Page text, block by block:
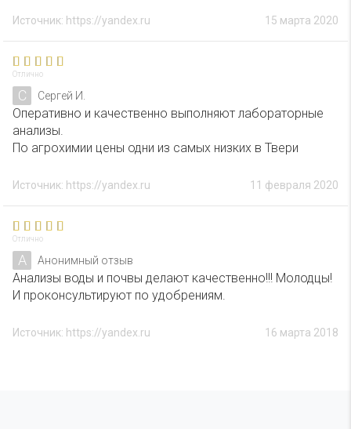
15 марта 2020
Источник: https://yandex.ru
Отлично
С Сергей И.
Оперативно и качественно выполняют лабораторные
анализы.
По агрохимии цены одни из самых низких в Твери
11 февраля 2020
Источник: https://yandex.ru
Отлично
А Анонимный отзыв
Анализы воды и почвы делают качественно!!! Молодцы!
И проконсультируют по удобрениям.
16 марта 2018
Источник: https://yandex.ru